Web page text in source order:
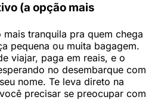
(a opção mais
tranquila pra quem chega
pequena ou muita bagagem.
viajar, paga em reais, e o
no desembarque com
nome. Te leva direto na
precisar se preocupar com